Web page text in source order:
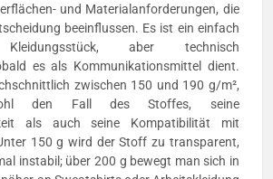
und Materialanforderungen, die
beeinflussen. Es ist ein einfach
Kleidungsstück, aber technisch
es als Kommunikationsmittel dient.
zwischen 150 und 190 g/m²,
den Fall des Stoffes, seine
als auch seine Kompatibilität mit
150 g wird der Stoff zu transparent,
instabil; über 200 g bewegt man sich in